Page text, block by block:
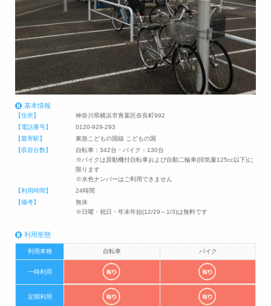
基本情報
【住所】
神奈川県横浜市青葉区奈良町992
【電話番号】
0120-929-293
【最寄駅】
東急こどもの国線 こどもの国
【収容台数】
自転車：342台・バイク：130台
※バイクは原動機付自転車および自動二輪車(排気量125cc以下)に
限ります
※水色ナンバーはご利用できません
【利用時間】
24時間
【備考】
無休
※日曜・祝日・年末年始(12/29～1/3)は無料です
利用形態
利用車種 自転車 バイク
一時利用
定期利用